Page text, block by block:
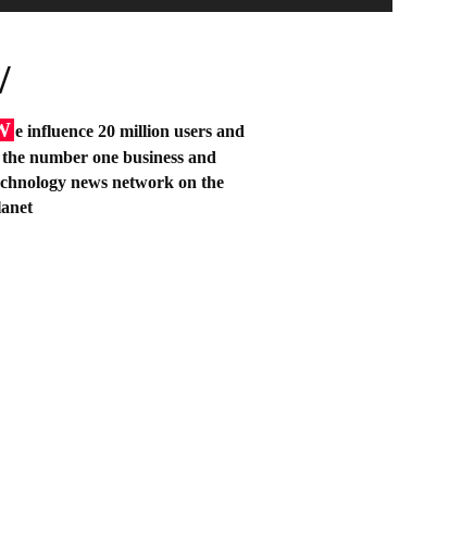
e influence 20 million users and
the number one business and
news network on the